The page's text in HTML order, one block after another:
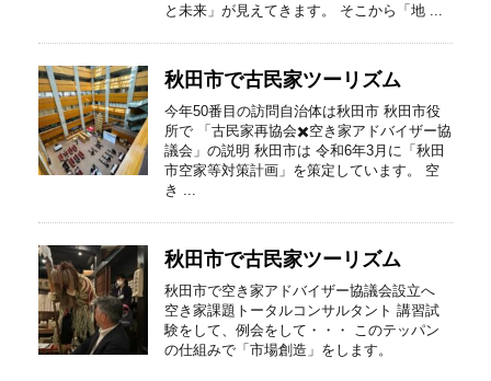
と未来」が見えてきます。 そこから「地 ...
秋田市で古民家ツーリズム
今年50番目の訪問自治体は秋田市 秋田市役
所で 「古民家再協会✖️空き家アドバイザー協
議会」の説明 秋田市は 令和6年3月に「秋田
市空家等対策計画」を策定しています。 空
き ...
秋田市で古民家ツーリズム
秋田市で空き家アドバイザー協議会設立へ
空き家課題トータルコンサルタント 講習試
験をして、例会をして・・・ このテッパン
の仕組みで「市場創造」をします。